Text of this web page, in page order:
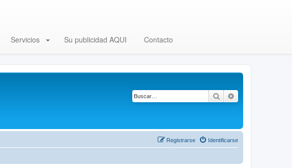
Servicios Su publicidad AQUI Contacto
Buscar
Identificarse
Registrarse